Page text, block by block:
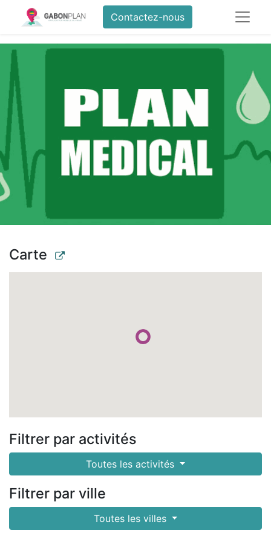
Contactez-nous
Carte
Filtrer par activités
Toutes les activités
Filtrer par ville
Toutes les villes